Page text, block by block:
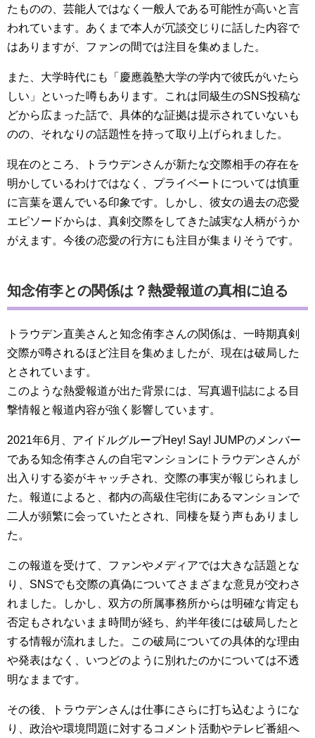
たものの、芸能人ではなく一般人である可能性が高いと言
われています。あくまで本人が冗談交じりに話した内容で
はありますが、ファンの間では注目を集めました。
また、大学時代にも「慶應義塾大学の学内で彼氏がいたら
しい」といった噂もあります。これは同級生のSNS投稿な
どから広まった話で、具体的な証拠は提示されていないも
のの、それなりの話題性を持って取り上げられました。
現在のところ、トラウデンさんが新たな交際相手の存在を
明かしているわけではなく、プライベートについては慎重
に言葉を選んでいる印象です。しかし、彼女の過去の恋愛
エピソードからは、真剣交際をしてきた誠実な人柄がうか
がえます。今後の恋愛の行方にも注目が集まりそうです。
知念侑李との関係は？熱愛報道の真相に迫る
トラウデン直美さんと知念侑李さんの関係は、一時期真剣
交際が噂されるほど注目を集めましたが、現在は破局した
とされています。
このような熱愛報道が出た背景には、写真週刊誌による目
撃情報と報道内容が強く影響しています。
2021年6月、アイドルグループHey! Say! JUMPのメンバー
である知念侑李さんの自宅マンションにトラウデンさんが
出入りする姿がキャッチされ、交際の事実が報じられまし
た。報道によると、都内の高級住宅街にあるマンションで
二人が頻繁に会っていたとされ、同棲を疑う声もありまし
た。
この報道を受けて、ファンやメディアでは大きな話題とな
り、SNSでも交際の真偽についてさまざまな意見が交わさ
れました。しかし、双方の所属事務所からは明確な肯定も
否定もされないまま時間が経ち、約半年後には破局したと
する情報が流れました。この破局についての具体的な理由
や発表はなく、いつどのように別れたのかについては不透
明なままです。
その後、トラウデンさんは仕事にさらに打ち込むようにな
り、政治や環境問題に対するコメント活動やテレビ番組へ